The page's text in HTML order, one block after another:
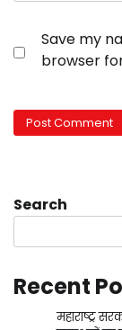
Save my
browser
Search
Recent
महाराष्ट्र